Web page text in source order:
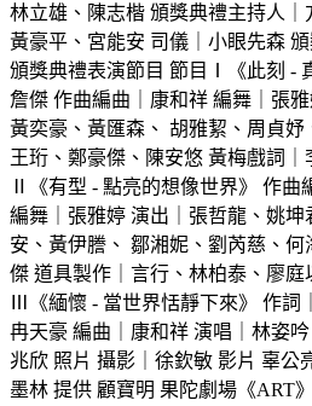
林立雄、陳志楷 頒獎典禮主持人｜
黃豪平、宮能安 司儀｜小眼先森
頒獎典禮表演節目 節目Ⅰ《此刻 -
詹傑 作曲編曲｜康和祥 編舞｜張
黃奕豪、黃匯森、 胡雅絜、周貞妤
王珩、鄭豪傑、陳安悠 黃梅戲詞｜
Ⅱ《有型 - 點亮的想像世界》 作曲
編舞｜張雅婷 演出｜張哲龍、姚
安、黃伊謄、 鄒湘妮、劉芮慈、
傑 道具製作｜言行、林柏泰、廖庭
Ⅲ《緬懷 - 當世界恬靜下來》 作詞
冉天豪 編曲｜康和祥 演唱｜林姿
兆欣 照片 攝影｜徐欽敏 影片 辜公
墨林 提供 顧寶明 果陀劇場《ART